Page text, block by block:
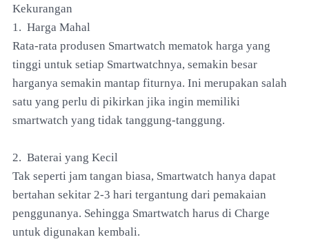
Kekurangan
1. Harga Mahal
Rata-rata produsen Smartwatch mematok harga yang
tinggi untuk setiap Smartwatchnya, semakin besar
harganya semakin mantap fiturnya. Ini merupakan salah
satu yang perlu di pikirkan jika ingin memiliki
smartwatch yang tidak tanggung-tanggung.
2. Baterai yang Kecil
Tak seperti jam tangan biasa, Smartwatch hanya dapat
bertahan sekitar 2-3 hari tergantung dari pemakaian
penggunanya. Sehingga Smartwatch harus di Charge
untuk digunakan kembali.